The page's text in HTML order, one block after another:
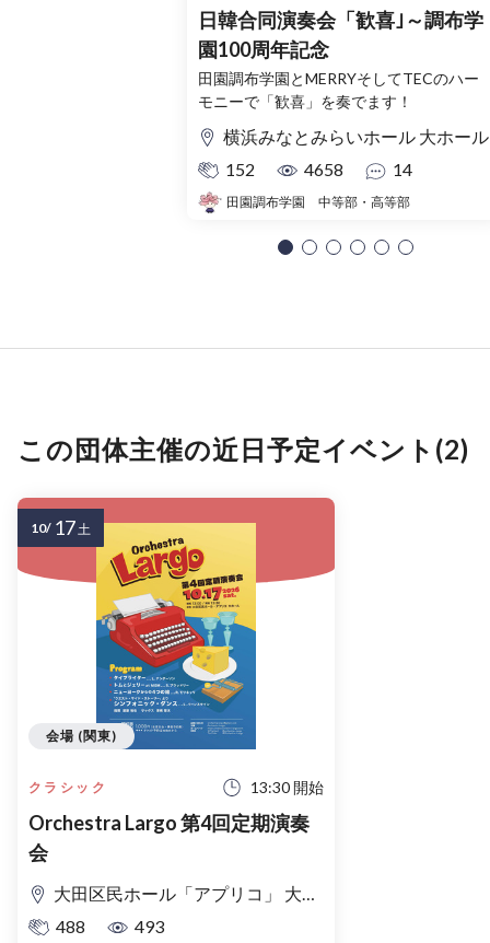
日韓合同演奏会「歓喜｣～調布学
園100周年記念
田園調布学園とMERRYそしてTECのハー
モニーで「歓喜」を奏でます！
横浜みなとみらいホール 大ホール
152
4658 14
田園調布学園 中等部・高等部
この団体主催の近日予定イベント(2)
クラシック 13:30 開始
Orchestra Largo 第4回定期演奏
会
大田区民ホール「アプリコ」 大ホール
488
493
会場 (関東)
10/ 17土